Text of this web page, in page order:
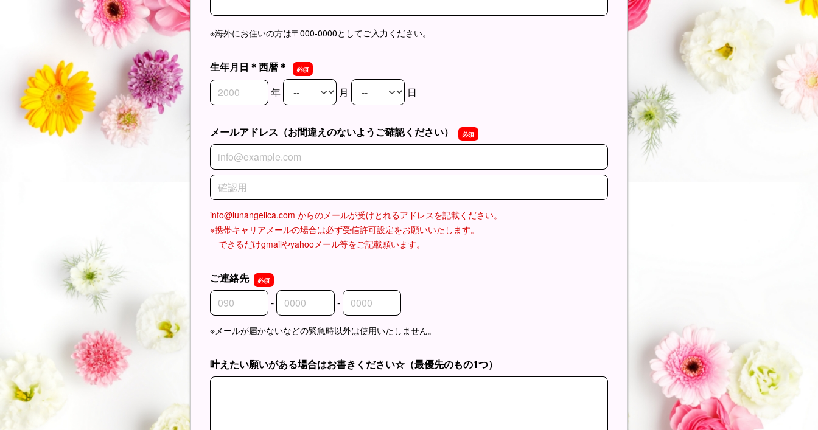
※海外にお住いの方は〒000-0000としてご入力ください。
生年月日＊西暦＊
生年月日＊西暦＊の年
年
生年月日＊西暦＊の月 月
生年月日＊西暦＊の日 日
メールアドレス（お間違えのないようご確認ください）
メールアドレス（お間違えのないようご確認ください）
メールアドレス（お間違えのないようご確認ください）の確認用
info@lunangelica.com からのメールが受けとれるアドレスを記載ください。
※携帯キャリアメールの場合は必ず受信許可設定をお願いいたします。
できるだけgmailやyahooメール等をご記載願います。
ご連絡先
ご連絡先の市外局番
-
ご連絡先の市内局番 -
ご連絡先の加入者番号
※メールが届かないなどの緊急時以外は使用いたしません。
叶えたい願いがある場合はお書きください☆（最優先のもの1つ）
叶えたい願いがある場合はお書きください☆（最優先のもの1つ）